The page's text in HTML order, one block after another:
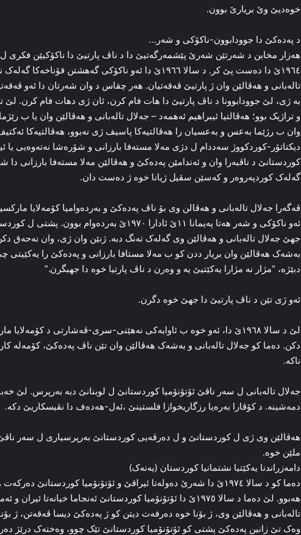
خوه‌دیێ وێ بریارێ بوون.
د پەدەکێ دا جوودابوون-ناکۆکی و شه‌ر…
هه‌زار مخابن د شه‌رتێن شه‌رێ پێشمه‌رگه‌تیێ دا د ناڤ پارتیێ دا ناکۆکیێن
۱۹٦٤ێ دا ده‌ست پێ کر. د سالا ۱۹٦٦ێ دا ئەو ناکۆکی گەهشتن
تاله‌بانی و هه‌ڤالێن وان ژ پارتیێ ڤه‌قه‌تیان. هه‌ر چقاس د وان شه‌رتان دا ئەو
به‌ ژی، لێ جوودابوونا د ناڤ پارتیێ دا هات فام کرن، ئان ژی دهات فام کرن.
و تراژیک بوو؛ هه‌ڤالتیا ئیبراهیم ئه‌همه‌د – جه‌لال تاله‌بانی و هه‌ڤالێن وان یا ب
وان ب رژێما بەعس و بەعسیان را هه‌ڤالتیه‌کا پاسیف ژی نه‌بوو، هه‌ڤالتیه‌کا
دیکتاتۆر-کوردکووژ سه‌ددام ل دژی مه‌لا مسته‌فا بارزانی و شۆره‌شا نه‌ته‌وه‌یی
کوردستانێ د ناڤبه‌را وان و ئه‌ندامێن پەدەکێ و هه‌ڤالێن مه‌لا مسته‌فا بارزانی
گه‌له‌ک کوردپه‌روه‌ر و که‌سێن سڤیل ژیانا خوه‌ ژ ده‌ست دان.
ڤه‌گه‌را جه‌لال تاله‌بانی و هه‌ڤالن وی بۆ ناڤ پەدەکێ و بەردەوامیا کۆمه‌لایا
ئه‌و ناکۆکی و شه‌ر هه‌تا په‌یمانا ۱۱ێ ئادارا ۱۹۷۰ێ
جهێ جه‌لال تاله‌بانی و هه‌ڤالێن وی گه‌له‌ک ته‌نگ دبه‌. ژنێن وان ژی، وان نه‌حه‌ق
به‌شه‌ک هه‌ڤالێن وان بریار ددن کو ب مه‌لا مستافا بارزانی و پەدەکێ را یه‌کێیتی
دبێژه‌، “مژار نه‌ مژارا یه‌کێتیێ یە و وه‌رن د ناڤ پارتیا خوه‌ دا جهبگرن.”
ئه‌و ژی تێن د ناڤ پارتیێ دا جهێ خوه‌ دگرن.
لێ د سالا ۱۹٦۸ێ دا، ئەو خوه‌ ب ئاوایه‌کی نه‌هێنی-سری-ڤه‌شارتی د
دکن. ده‌ما کو جه‌لال تاله‌بانی و به‌شه‌ک هه‌ڤالێن وان تێن ناڤ پەدەکێ، کۆمه‌له‌
ناکه‌.
جه‌لال تاله‌بانی ل سه‌ر ناڤێ ئۆتۆنۆمیا کوردستانێ ل لوبنانێ دبه‌ به‌رپرس. لێ
دمه‌شینه‌. د کۆڤارا بەرەیا رزگاریخوازا فلستینێ ،ئه‌ل-هه‌ده‌ف دا نڤیسکاریێ دکه‌.
ملێن خوه‌.
دامه‌زراندنا یه‌کێتیا نشتمانیا کوردستان (یەنەک)
ده‌ما کو د سالا ۱۹۷٤ێ دا شه‌رێ ده‌وله‌تا ئیراقێ و ئۆتۆنۆمیا
هه‌بوو. لێ ده‌ما د سالا ۱۹۷٥ێ دا ئۆتۆنۆمیا کوردستانێ ئه‌نجاما
تاله‌بانی و هه‌ڤالێن وی، ژ بۆنا خوه‌ ده‌رفه‌ت دیتن کو ژ پەدەکێ دیسا ڤه‌قه‌تن، ژ
وه‌ک تێ زانین پەدەکێ پشتی کو ئۆتۆنۆمیا کوردستانێ تێک چوو، وه‌خته‌ک درێژ